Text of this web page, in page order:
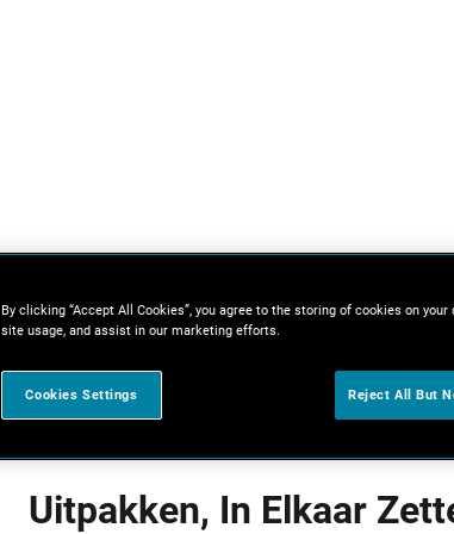
Uitpakken, In Elkaar
By clicking “Accept All Cookies”, you agree to the storing of cookies on
site usage, and assist in our marketing efforts.
Cookies Settings Reject All But